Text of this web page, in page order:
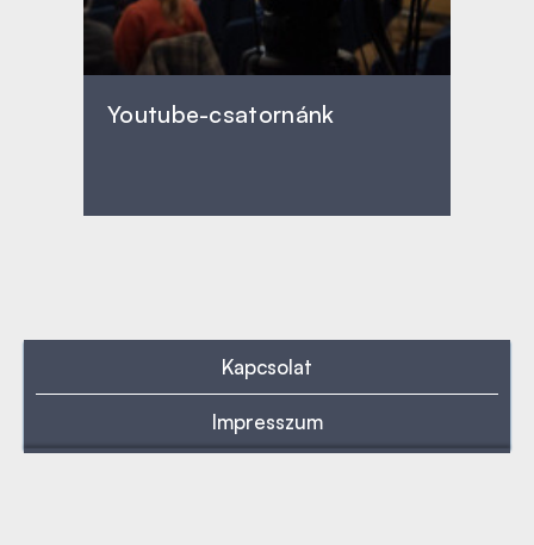
Youtube-csatornánk
Kapcsolat
Impresszum